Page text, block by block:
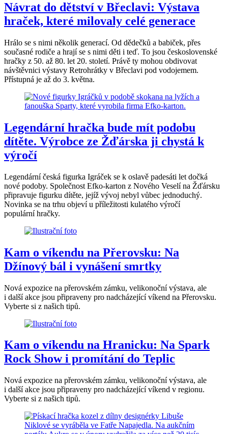
Návrat do dětství v Břeclavi: Výstava
hraček, které milovaly celé generace
Hrálo se s nimi několik generací. Od dědečků a babiček, přes
současné rodiče a hrají se s nimi děti i teď. To jsou československé
hračky z 50. až 80. let 20. století. Právě ty mohou obdivovat
návštěvnici výstavy Retrohrátky v Břeclavi pod vodojemem.
Přístupná je až do 3. května.
Legendární hračka bude mít podobu
dítěte. Výrobce ze Žďárska ji chystá k
výročí
Legendární česká figurka Igráček se k oslavě padesáti let dočká
nové podoby. Společnost Efko-karton z Nového Veselí na Žďársku
připravuje figurku dítěte, jejíž vývoj nebyl vůbec jednoduchý.
Novinka se na trhu objeví u příležitosti kulatého výročí
populární hračky.
Kam o víkendu na Přerovsku: Na
Džínový bál i vynášení smrtky
Nová expozice na přerovském zámku, velikonoční výstava, ale
i další akce jsou připraveny pro nadcházející víkend na Přerovsku.
Vyberte si z našich tipů.
Kam o víkendu na Hranicku: Na Spark
Rock Show i promítání do Teplic
Nová expozice na přerovském zámku, velikonoční výstava, ale
i další akce jsou připraveny pro nadcházející víkend v regionu.
Vyberte si z našich tipů.